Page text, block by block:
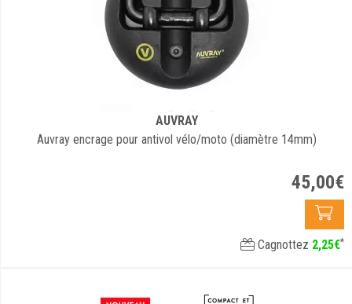
AUVRAY
Auvray encrage pour antivol vélo/moto (diamètre 14mm)
45,00€
Cagnottez 2,25€*